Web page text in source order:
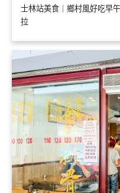
士林站美食｜鄉村風好吃早
拉